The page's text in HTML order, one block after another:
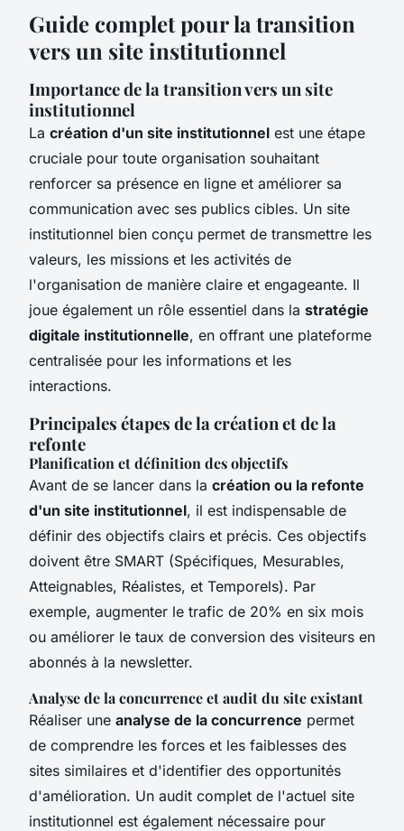
Guide complet pour la transition
vers un site institutionnel
Importance de la transition vers un site
institutionnel
La création d'un site institutionnel est une étape
cruciale pour toute organisation souhaitant
renforcer sa présence en ligne et améliorer sa
communication avec ses publics cibles. Un site
institutionnel bien conçu permet de transmettre les
valeurs, les missions et les activités de
l'organisation de manière claire et engageante. Il
joue également un rôle essentiel dans la stratégie
digitale institutionnelle, en offrant une plateforme
centralisée pour les informations et les
interactions.
Principales étapes de la création et de la
refonte
Planification et définition des objectifs
Avant de se lancer dans la création ou la refonte
d'un site institutionnel, il est indispensable de
définir des objectifs clairs et précis. Ces objectifs
doivent être SMART (Spécifiques, Mesurables,
Atteignables, Réalistes, et Temporels). Par
exemple, augmenter le trafic de 20% en six mois
ou améliorer le taux de conversion des visiteurs en
abonnés à la newsletter.
Analyse de la concurrence et audit du site existant
Réaliser une analyse de la concurrence permet
de comprendre les forces et les faiblesses des
sites similaires et d'identifier des opportunités
d'amélioration. Un audit complet de l'actuel site
institutionnel est également nécessaire pour